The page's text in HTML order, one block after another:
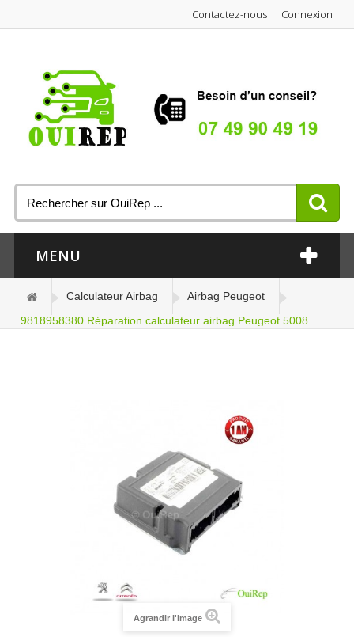
Connexion
Contactez-nous
MENU
Calculateur Airbag
Airbag Peugeot
9818958380 Réparation calculateur airbag Peugeot 5008
Agrandir l'image